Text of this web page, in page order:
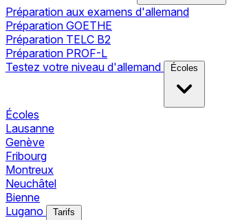
Préparation aux examens d'allemand
Préparation GOETHE
Préparation TELC B2
Préparation PROF-L
Testez votre niveau d'allemand
Écoles
Écoles
Lausanne
Genève
Fribourg
Montreux
Neuchâtel
Bienne
Lugano
Tarifs